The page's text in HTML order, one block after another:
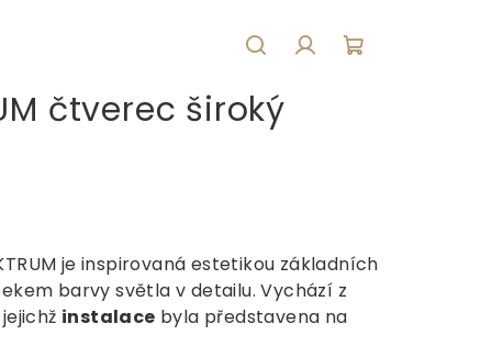
čtverec široký
je inspirovaná estetikou základních
barvy světla v detailu. Vychází z
instalace byla představena na